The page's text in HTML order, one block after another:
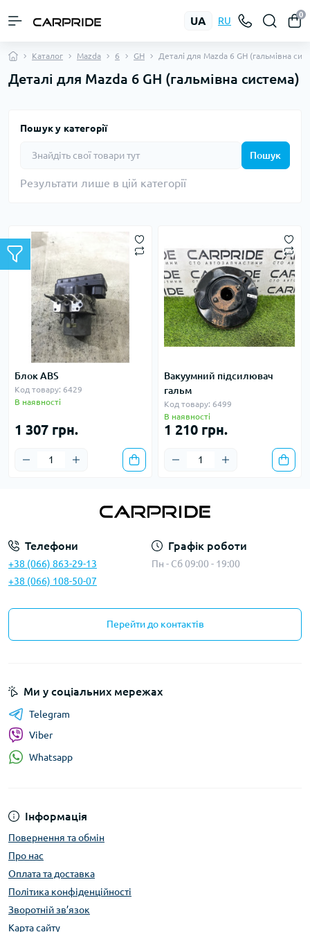
UA RU
0
Каталог Mazda 6 GH Деталі для Mazda 6 GH (гальмівна
Деталі для Mazda 6 GH (гальмівна система)
Пошук у категорії
Пошук
Результати лише в цій категорії
Блок ABS
Код товару: 6429
В наявності
1 307 грн.
Вакуумний підсилювач
гальм
Код товару: 6499
В наявності
1 210 грн.
Телефони
+38 (066) 863-29-13
+38 (066) 108-50-07
Графік роботи
Пн - Сб 09:00 - 19:00
Перейти до контактів
Інформація
Повернення та обмін
Про нас
Оплата та доставка
Політика конфіденційності
Зворотній зв’язок
Карта сайту
Ми у соціальних мережах
Telegram
Viber
Whatsapp